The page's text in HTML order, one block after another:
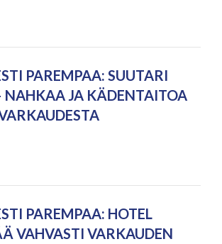
PAREMPAA: SUUTARI
NAHKAA JA KÄDENTAITOA
PAREMPAA: HOTEL
VAHVASTI VARKAUDEN